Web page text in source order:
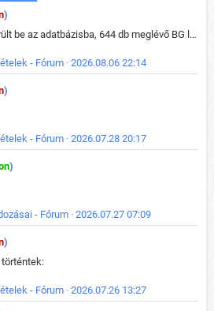
)
149 új BG lap került be az adatbázisba, 644 db meglévő BG lap módosult, bekerültek az új képek a megváltozott lapokhoz is.
- Fórum · 2026.08.06 22:14
)
- Fórum · 2026.07.28 20:17
)
- Fórum · 2026.07.27 07:09
)
- Fórum · 2026.07.26 13:27